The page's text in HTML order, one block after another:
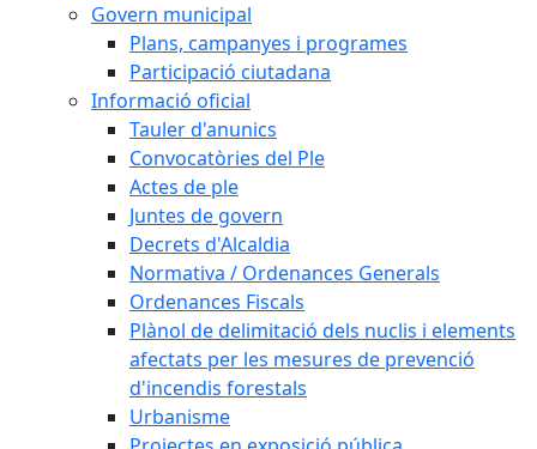
Govern municipal
Plans, campanyes i programes
Participació ciutadana
Informació oficial
Tauler d'anunics
Convocatòries del Ple
Actes de ple
Juntes de govern
Decrets d'Alcaldia
Normativa / Ordenances Generals
Ordenances Fiscals
Plànol de delimitació dels nuclis i elements
afectats per les mesures de prevenció
d'incendis forestals
Urbanisme